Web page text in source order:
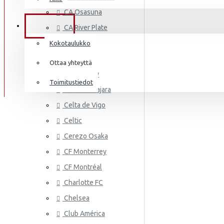
Italia
Mali
Meksiko
Marokko
Uusi-Seelanti
Nigeria
Frenkie de Jong
Mbappé
Donnarumma
A.Becker
Haaland
TIEDOT
Kokotaulukko
Ottaa yhteyttä
Toimitustiedot
CA Osasuna
CA River Plate
Cádiz CF
Cagliari
Cardiff City
CD Guadalajara
Celta de Vigo
Celtic
Cerezo Osaka
CF Monterrey
CF Montréal
Charlotte FC
Chelsea
Club América